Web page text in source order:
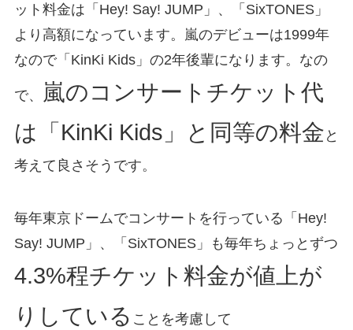
ット料金は「Hey! Say! JUMP」、「SixTONES」
より高額になっています。嵐のデビューは1999年
なので「KinKi Kids」の2年後輩になります。なの
で、
嵐のコンサートチケット代
は「KinKi Kids」と同等の料金 と
考えて良さそうです。
毎年東京ドームでコンサートを行っている「Hey!
Say! JUMP」、「SixTONES」も毎年ちょっとずつ
4.3%程チケット料金が値上が
りしている ことを考慮して